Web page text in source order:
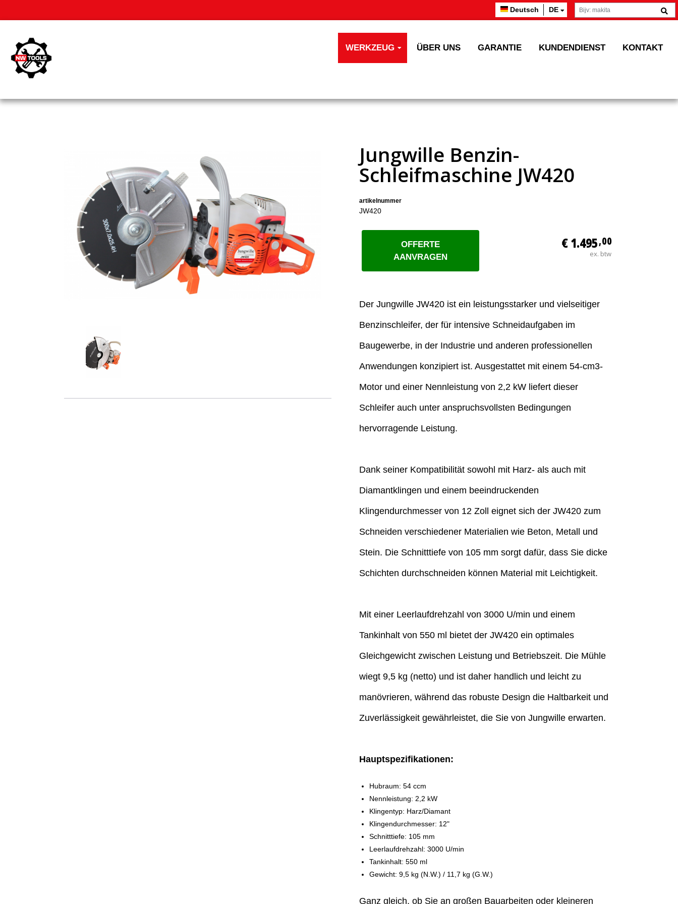
Deutsch DE
WERKZEUG ÜBER UNS GARANTIE KUNDENDIENST KONTAKT
Jungwille Benzin-
Schleifmaschine JW420
artikelnummer
JW420
€ 1.495,00
ex. btw
OFFERTE
AANVRAGEN
Der Jungwille JW420 ist ein leistungsstarker und vielseitiger
Benzinschleifer, der für intensive Schneidaufgaben im
Baugewerbe, in der Industrie und anderen professionellen
Anwendungen konzipiert ist. Ausgestattet mit einem 54-cm3-
Motor und einer Nennleistung von 2,2 kW liefert dieser
Schleifer auch unter anspruchsvollsten Bedingungen
hervorragende Leistung.
Dank seiner Kompatibilität sowohl mit Harz- als auch mit
Diamantklingen und einem beeindruckenden
Klingendurchmesser von 12 Zoll eignet sich der JW420 zum
Schneiden verschiedener Materialien wie Beton, Metall und
Stein. Die Schnitttiefe von 105 mm sorgt dafür, dass Sie dicke
Schichten durchschneiden können Material mit Leichtigkeit.
Mit einer Leerlaufdrehzahl von 3000 U/min und einem
Tankinhalt von 550 ml bietet der JW420 ein optimales
Gleichgewicht zwischen Leistung und Betriebszeit. Die Mühle
wiegt 9,5 kg (netto) und ist daher handlich und leicht zu
manövrieren, während das robuste Design die Haltbarkeit und
Zuverlässigkeit gewährleistet, die Sie von Jungwille erwarten.
Hauptspezifikationen:
Hubraum: 54 ccm
Nennleistung: 2,2 kW
Klingentyp: Harz/Diamant
Klingendurchmesser: 12"
Schnitttiefe: 105 mm
Leerlaufdrehzahl: 3000 U/min
Tankinhalt: 550 ml
Gewicht: 9,5 kg (N.W.) / 11,7 kg (G.W.)
Ganz gleich, ob Sie an großen Bauarbeiten oder kleineren